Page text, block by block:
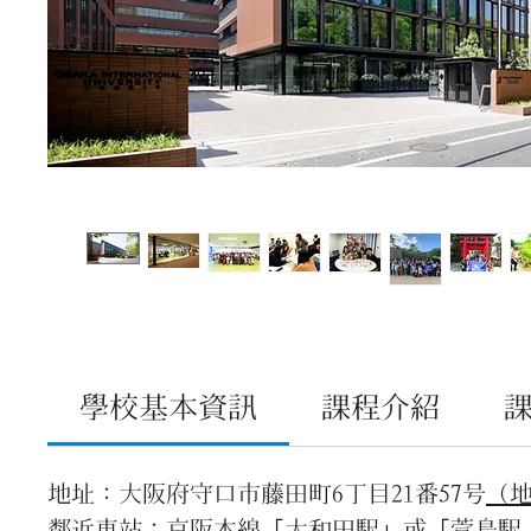
學校基本資訊 課程介紹
地址：大阪府守口市藤田町6丁目21番57号 （